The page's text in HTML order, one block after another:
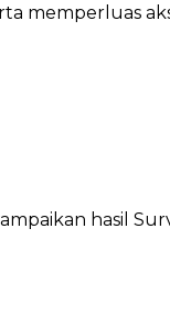
memperluas
hasil